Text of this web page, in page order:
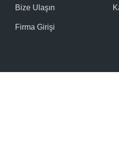
Bize Ulaşın
Firma Girişi